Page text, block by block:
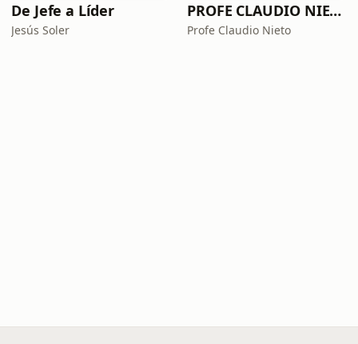
De Jefe a Líder
Jesús Soler
PROFE CLAUDIO NIETO
Profe Claudio Nieto